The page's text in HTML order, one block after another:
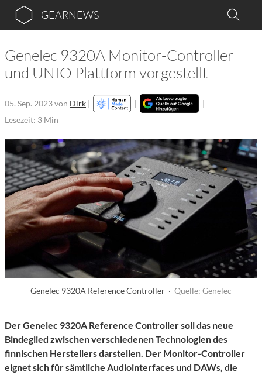
GEARNEWS
Genelec 9320A Monitor-Controller
und UNIO Plattform vorgestellt
05. Sep. 2023von Dirk | |
|
Lesezeit: 3 Min
Genelec 9320A Reference Controller · Quelle: Genelec
Der Genelec 9320A Reference Controller soll das neue
Bindeglied zwischen verschiedenen Technologien des
finnischen Herstellers darstellen. Der Monitor-Controller
eignet sich für sämtliche Audiointerfaces und DAWs, die